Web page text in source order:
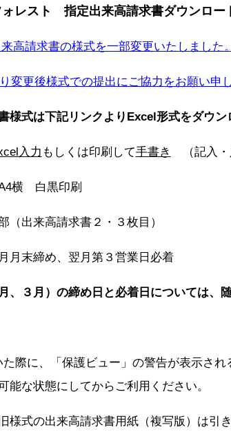
ォレスト 指定出来高請求書ダウンロー
高請求書の様式を一部変更いたしました。
変更後様式での提出にご協力をお願い申
様式は下記リンクよりExcel形式をダウ
入力 もしくは印刷して手書き （記入・
横 白黒印刷
（出来高請求書２・３枚目）
月末締め、翌月第３営業日必着
、３月）の締め日と必着日については、
た際に、「保護ビュー」の警告が表示さ
な状態にしてからご利用ください。
様式の出来高請求書用紙（複写版）は引